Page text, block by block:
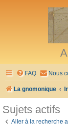
FAQ Nous
La gnomonique
Sujets actifs
Aller à la recherche